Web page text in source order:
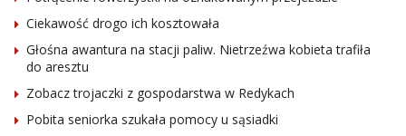
Ciekawość drogo ich kosztowała
Głośna awantura na stacji paliw. Nietrzeźwa kobieta trafiła
do aresztu
Zobacz trojaczki z gospodarstwa w Redykach
Pobita seniorka szukała pomocy u sąsiadki